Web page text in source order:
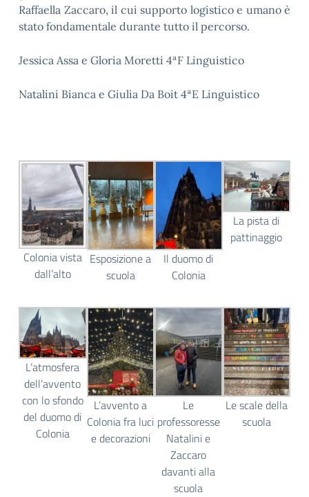
Raffaella Zaccaro, il cui supporto logistico e umano è
stato fondamentale durante tutto il percorso.
Jessica Assa e Gloria Moretti 4ªF Linguistico
Natalini Bianca e Giulia Da Boit 4ªE Linguistico
Colonia vista
dall’alto
Esposizione a
scuola
Il duomo di
Colonia
La pista di
pattinaggio
L’atmosfera
dell’avvento
con lo sfondo
del duomo di
Colonia
L’avvento a
Colonia fra luci
e decorazioni
Le
professoresse
Natalini e
Zaccaro
davanti alla
scuola
Le scale della
scuola